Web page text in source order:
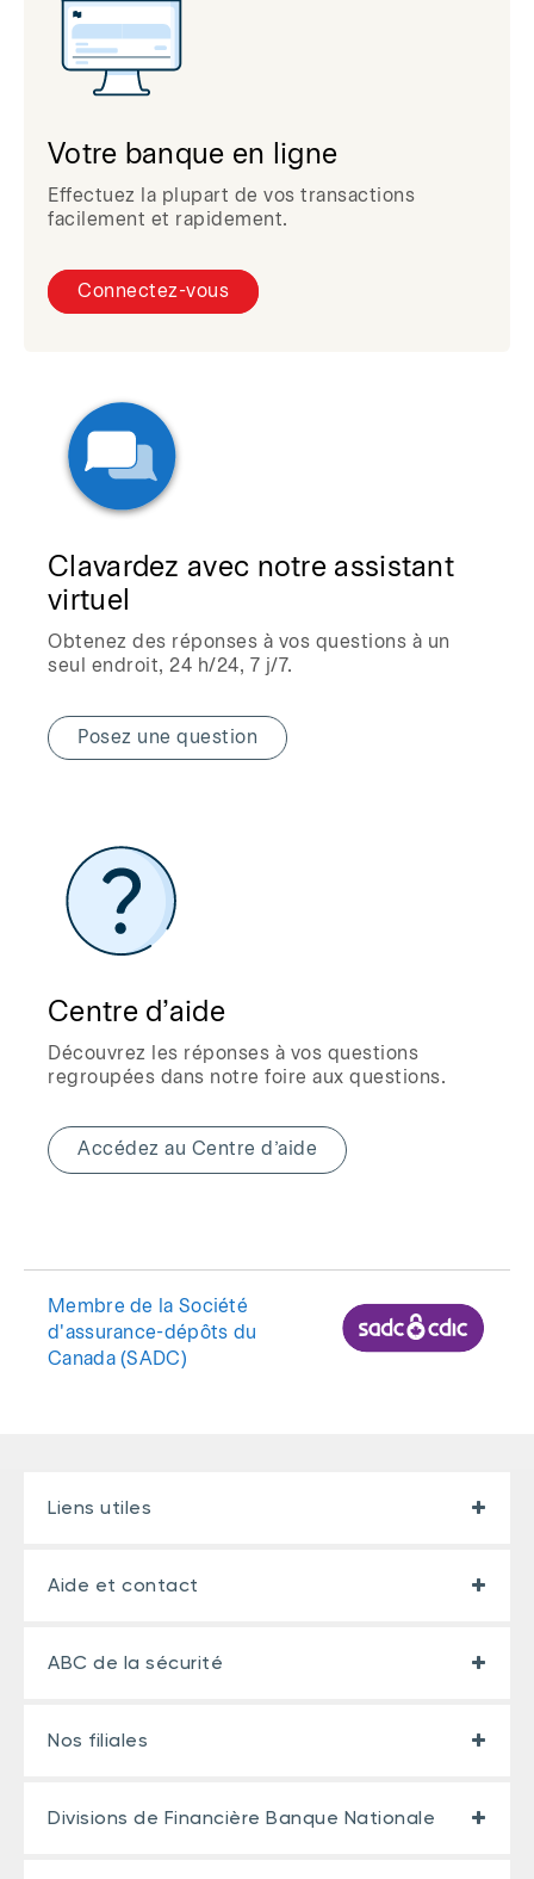
Votre banque en ligne
Effectuez la plupart de vos transactions
facilement et rapidement.
Connectez-vous
Clavardez avec notre assistant
virtuel
Obtenez des réponses à vos questions à un
seul endroit, 24 h/24, 7 j/7.
Posez une question
Centre d’aide
Découvrez les réponses à vos questions
regroupées dans notre foire aux questions.
Accédez au Centre d’aide
Membre de la Société
d'assurance-dépôts du
Canada (SADC)
Liens utiles
Aide et contact
ABC de la sécurité
Nos filiales
Divisions de Financière Banque Nationale